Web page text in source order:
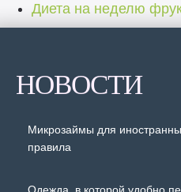
Диета на неделю
НОВОСТИ
Микрозаймы для
правила